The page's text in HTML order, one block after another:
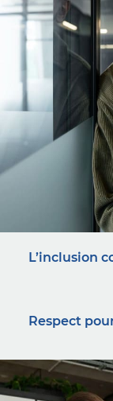
L’inclusion
Respect